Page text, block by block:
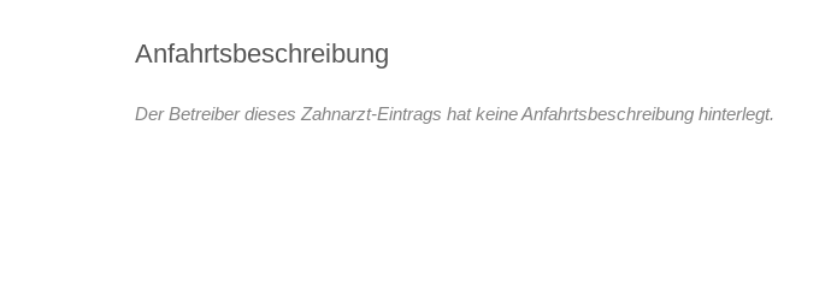
Anfahrtsbeschreibung
Der Betreiber dieses Zahnarzt-Eintrags hat keine Anfahrtsbeschreibung hinterlegt.